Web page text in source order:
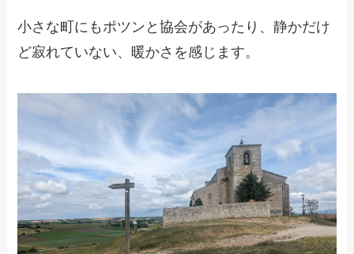
小さな町にもポツンと協会があったり、静かだけ
ど寂れていない、暖かさを感じます。